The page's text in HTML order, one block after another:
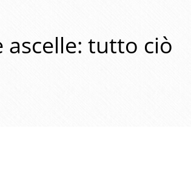
ascelle: tutto ciò